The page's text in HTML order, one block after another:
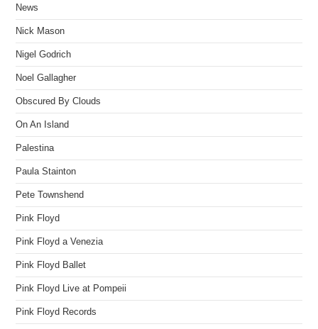
News
Nick Mason
Nigel Godrich
Noel Gallagher
Obscured By Clouds
On An Island
Palestina
Paula Stainton
Pete Townshend
Pink Floyd
Pink Floyd a Venezia
Pink Floyd Ballet
Pink Floyd Live at Pompeii
Pink Floyd Records